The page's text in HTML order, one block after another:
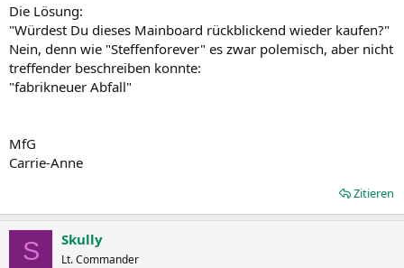
Die Lösung:
"Würdest Du dieses Mainboard rückblickend wieder kaufen?"
Nein, denn wie "Steffenforever" es zwar polemisch, aber nicht
treffender beschreiben konnte:
"fabrikneuer Abfall"
MfG
Carrie-Anne
Zitieren
S Skully
Lt. Commander